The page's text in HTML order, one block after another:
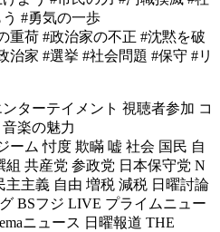
#勇気の一歩
重荷 #政治家の不正 #沈黙を破
治家 #選挙 #社会問題 #保守 #リ
ターテイメント 視聴者参加 コ
楽の魅力
ーム 忖度 欺瞞 嘘 社会 国民 自
組 共産党 参政党 日本保守党 N
主主義 自由 増税 減税 日曜討論
BSフジ LIVE プライムニュー
ニュース 日曜報道 THE